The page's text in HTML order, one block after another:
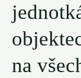
na